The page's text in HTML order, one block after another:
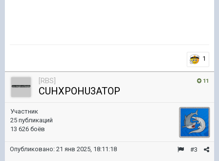
1
11
[RBS]
CUHXPOHU3ATOP
Участник
25 публикаций
13 626 боёв
#3
Опубликовано: 21 янв 2025, 18:11:18